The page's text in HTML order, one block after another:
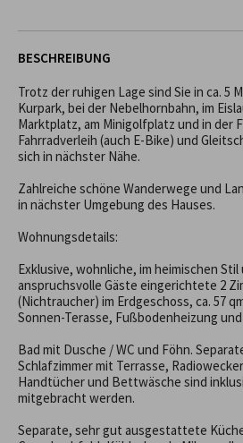
BESCHREIBUNG
Trotz der ruhigen Lage sind Sie in ca. 5
Kurpark, bei der Nebelhornbahn, im
Marktplatz, am Minigolfplatz und in der
Fahrradverleih (auch E-Bike) und
sich in nächster Nähe.
Zahlreiche schöne Wanderwege und
in nächster Umgebung des Hauses.
Wohnungsdetails:
Exklusive, wohnliche, im heimischen
anspruchsvolle Gäste eingerichtete 2
(Nichtraucher) im Erdgeschoss, ca. 57
Sonnen-Terasse, Fußbodenheizung
Bad mit Dusche / WC und Föhn.
Schlafzimmer mit Terrasse,
Handtücher und Bettwäsche sind
mitgebracht werden.
Separate, sehr gut ausgestattete